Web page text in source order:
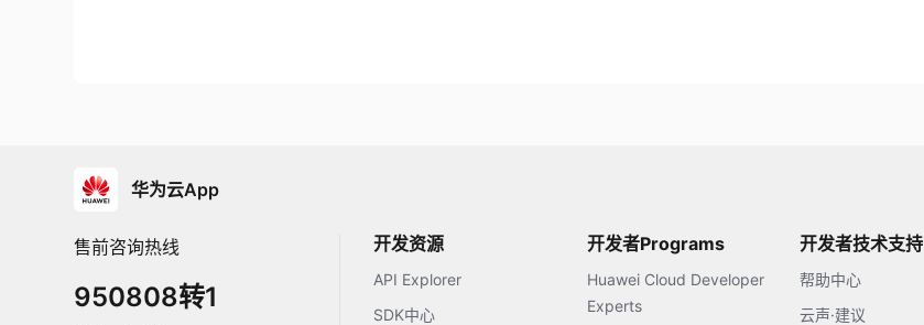
华为云App
售前咨询热线
950808转1
开发资源
API Explorer
SDK中心
开发者Programs
Huawei Cloud Developer
Experts
开发者技术支持
帮助中心
云声·建议